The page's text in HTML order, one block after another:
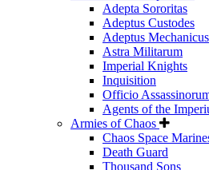
Adepta Sororitas
Adeptus Custodes
Adeptus Mechanicus
Astra Militarum
Imperial Knights
Inquisition
Officio
Agents of the
Armies of Chaos
Chaos Space
Death Guard
Thousand Sons